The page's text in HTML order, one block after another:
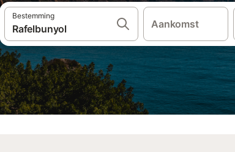
Bestemming
Aankomst